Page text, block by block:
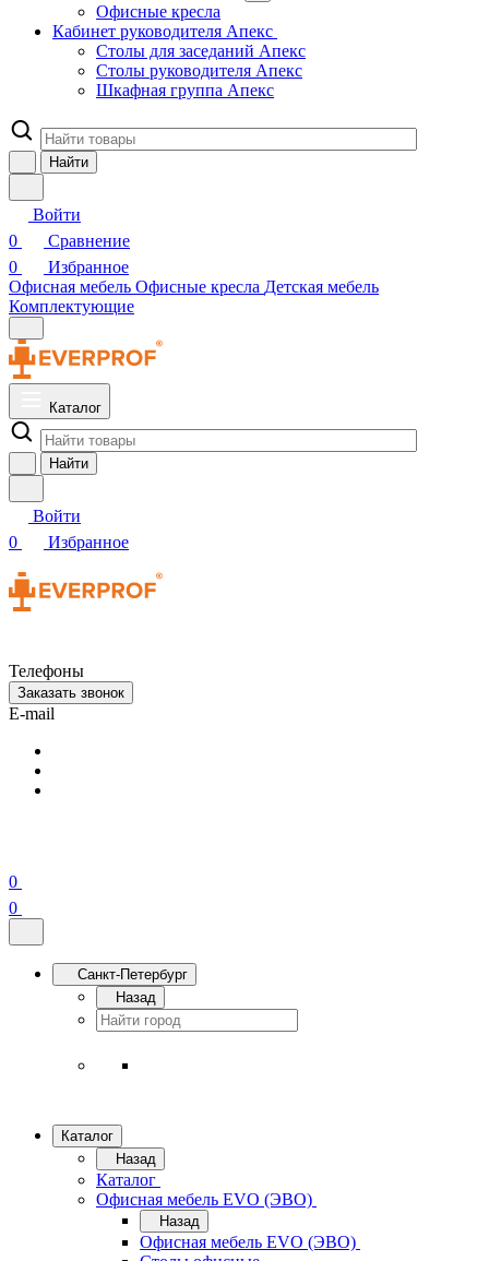
Офисные кресла
Кабинет руководителя Апекс
Столы для заседаний Апекс
Столы руководителя Апекс
Шкафная группа Апекс
Найти
Войти
0
Сравнение
0
Избранное
Офисная мебель Офисные кресла Детская мебель
Комплектующие
Каталог
Найти
Войти
0
Избранное
Телефоны
Заказать звонок
E-mail
0
0
Санкт-Петербург
Назад
Каталог
Назад
Каталог
Офисная мебель EVO (ЭВО)
Назад
Офисная мебель EVO (ЭВО)